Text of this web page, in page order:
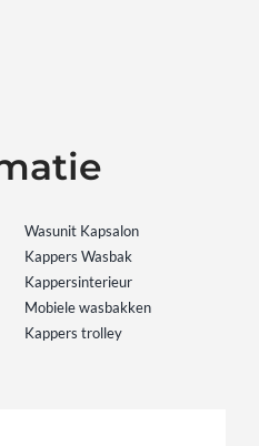
Wasunit Kapsalon
Kappers Wasbak
Kappersinterieur
Mobiele wasbakken
Kappers trolley